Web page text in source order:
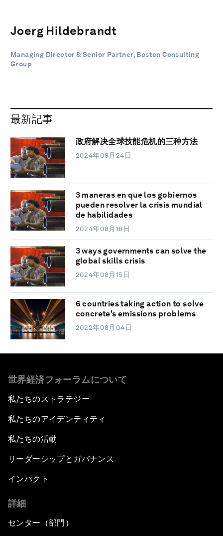
Joerg Hildebrandt
Managing Director & Senior Partner, Boston Consulting
Group
最新記事
政府解决全球技能危机的三种方法
2024年08月24日
3 maneras en que los gobiernos
pueden resolver la crisis mundial
de habilidades
2024年08月18日
3 ways governments can solve the
global skills crisis
2024年08月15日
6 countries taking action to solve
concrete's emissions problems
2022年08月04日
世界経済フォーラムについて
私たちのストラテジー
私たちのアイデンティティ
私たちの活動
リーダーシップとガバナンス
インパクト
詳細
センター（部門）